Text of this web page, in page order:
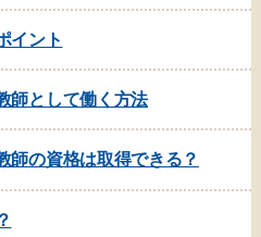
イント
師として働く方法
師の資格は取得できる？